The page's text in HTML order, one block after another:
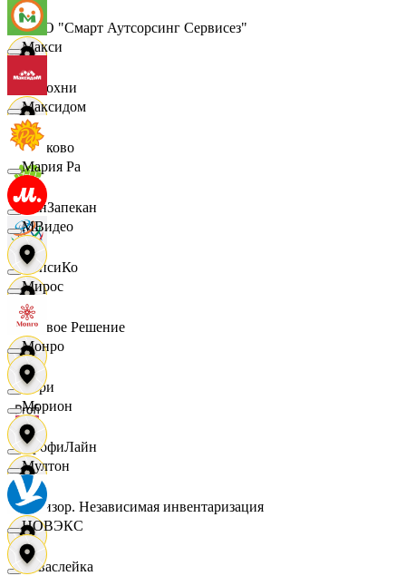
ООО "Смарт Аутсорсинг Сервисез"
Отдохни
Очаково
ПанЗапекан
ПепсиКо
Первое Решение
Пери
ПрофиЛайн
Ревизор. Независимая инвентаризация
Саваслейка
Макси
Максидом
Мария Ра
МВидео
Мирос
Монро
Морион
Мултон
НОВЭКС